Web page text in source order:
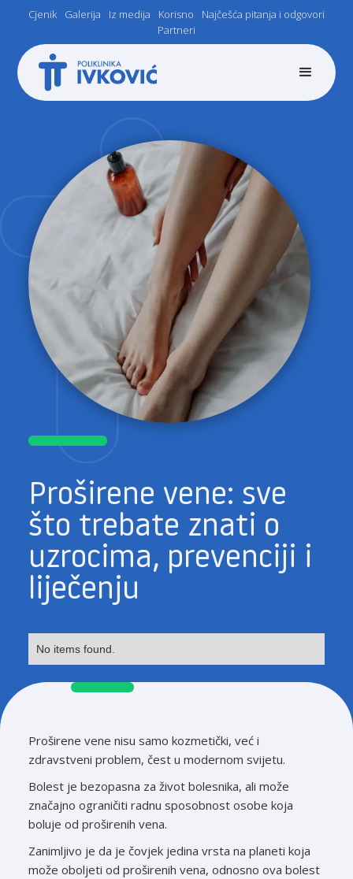
Cjenik Galerija Iz medija Korisno
Najčešća pitanja i odgovori
Partneri
Proširene vene: sve
što trebate znati o
uzrocima, prevenciji i
liječenju
No items found.
Proširene vene nisu samo kozmetički, već i
zdravstveni problem, čest u modernom svijetu.
Bolest je bezopasna za život bolesnika, ali može
značajno ograničiti radnu sposobnost osobe koja
boluje od proširenih vena.
Zanimljivo je da je čovjek jedina vrsta na planeti koja
može oboljeti od proširenih vena, odnosno ova bolest